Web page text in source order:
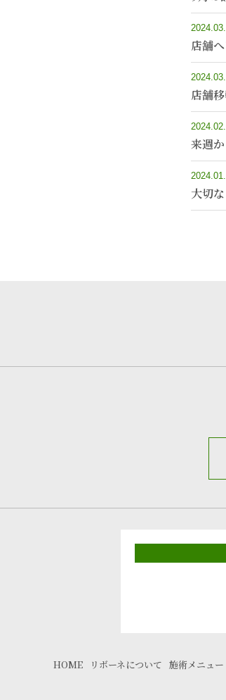
店舗
店舗
来週
大切
HOME リボーネについて 施術メニュー